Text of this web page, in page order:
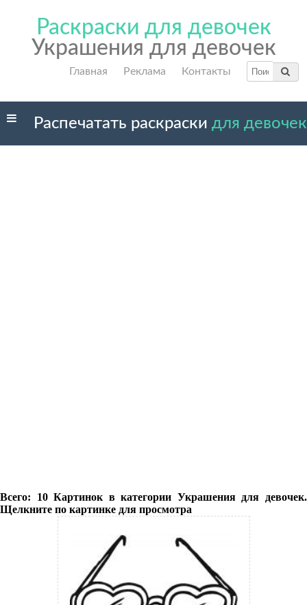
Раскраски для девочек
Украшения для девочек
Главная Реклама Контакты
Распечатать раскраски для девочек
Всего: 10 Картинок в категории Украшения для девочек.
Щелкните по картинке для просмотра